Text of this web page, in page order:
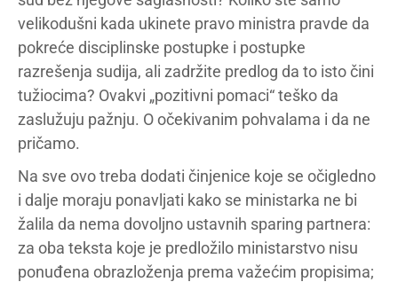
velikodušni kada ukinete pravo ministra pravde da
pokreće disciplinske postupke i postupke
razrešenja sudija, ali zadržite predlog da to isto čini
tužiocima? Ovakvi „pozitivni pomaci“ teško da
zaslužuju pažnju. O očekivanim pohvalama i da ne
pričamo.
Na sve ovo treba dodati činjenice koje se očigledno
i dalje moraju ponavljati kako se ministarka ne bi
žalila da nema dovoljno ustavnih sparing partnera:
za oba teksta koje je predložilo ministarstvo nisu
ponuđena obrazloženja prema važećim propisima;